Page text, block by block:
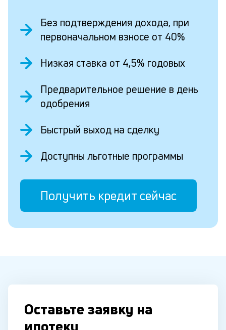
Без подтверждения дохода, при
первоначальном взносе от 40%
Низкая ставка от 4,5% годовых
Предварительное решение в день
одобрения
Быстрый выход на сделку
Доступны льготные программы
Получить кредит сейчас
Оставьте заявку на
ипотеку